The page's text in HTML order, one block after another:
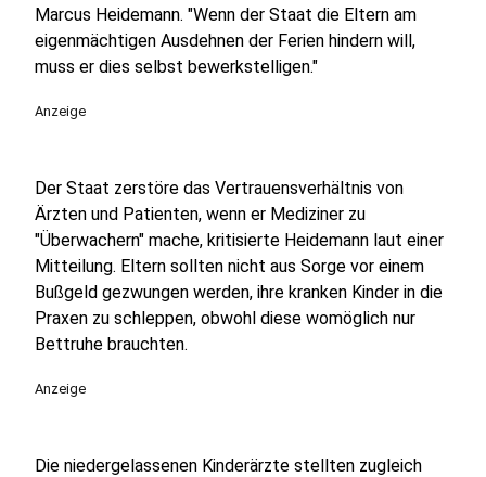
Marcus Heidemann. "Wenn der Staat die Eltern am
eigenmächtigen Ausdehnen der Ferien hindern will,
muss er dies selbst bewerkstelligen."
Anzeige
Der Staat zerstöre das Vertrauensverhältnis von
Ärzten und Patienten, wenn er Mediziner zu
"Überwachern" mache, kritisierte Heidemann laut einer
Mitteilung. Eltern sollten nicht aus Sorge vor einem
Bußgeld gezwungen werden, ihre kranken Kinder in die
Praxen zu schleppen, obwohl diese womöglich nur
Bettruhe brauchten.
Anzeige
Die niedergelassenen Kinderärzte stellten zugleich